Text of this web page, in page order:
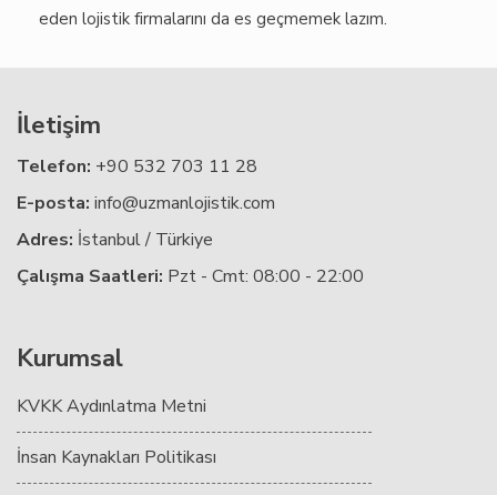
eden lojistik firmalarını da es geçmemek lazım.
İletişim
Telefon: +90 532 703 11 28
E-posta: info@uzmanlojistik.com
Adres: İstanbul / Türkiye
Çalışma Saatleri: Pzt - Cmt: 08:00 - 22:00
Kurumsal
KVKK Aydınlatma Metni
İnsan Kaynakları Politikası